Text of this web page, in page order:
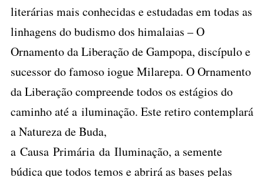
literárias mais conhecidas e estudadas em todas as
linhagens do budismo dos himalaias – O
Ornamento da Liberação de Gampopa, discípulo e
sucessor do famoso iogue Milarepa. O Ornamento
da Liberação compreende todos os estágios do
caminho até a iluminação. Este retiro contemplará
a Natureza de Buda,
a Causa Primária da Iluminação, a semente
búdica que todos temos e abrirá as bases pelas